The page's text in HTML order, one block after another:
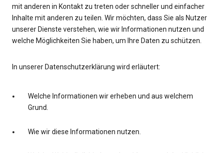
mit anderen in Kontakt zu treten oder schneller und einfacher
Inhalte mit anderen zu teilen. Wir möchten, dass Sie als Nutzer
unserer Dienste verstehen, wie wir Informationen nutzen und
welche Möglichkeiten Sie haben, um Ihre Daten zu schützen.
In unserer Datenschutzerklärung wird erläutert:
Welche Informationen wir erheben und aus welchem
Grund.
Wie wir diese Informationen nutzen.